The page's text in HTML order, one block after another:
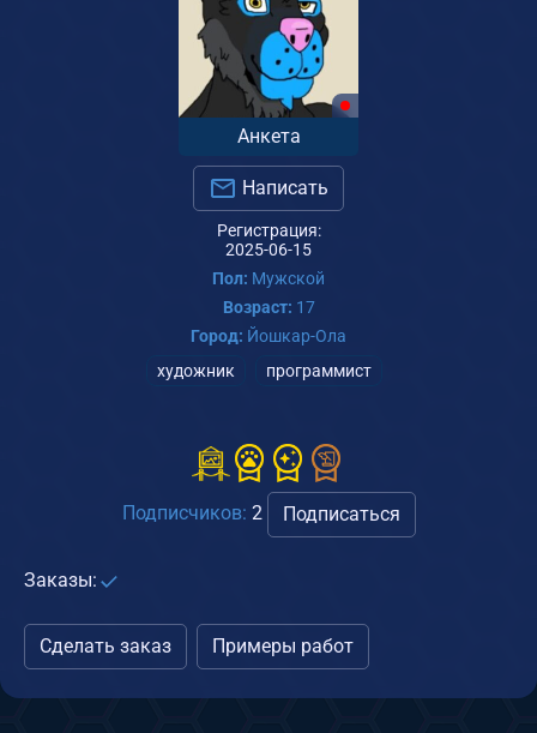
Анкета
Написать
Регистрация:
2025-06-15
Пол: Мужской
Возраст: 17
Город: Йошкар-Ола
художник
программист
Подписчиков: 2 Подписаться
Заказы:
Сделать заказ Примеры работ